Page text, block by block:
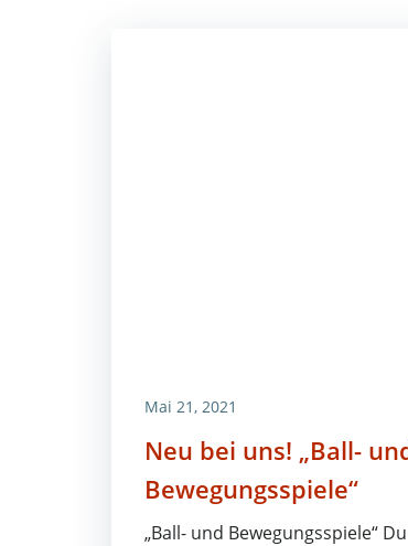
Mai 21, 2021
Neu bei uns! „Ball-
Bewegungsspiele“
„Ball- und Bewegungsspiele“